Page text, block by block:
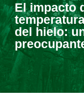
El impacto
del hielo: